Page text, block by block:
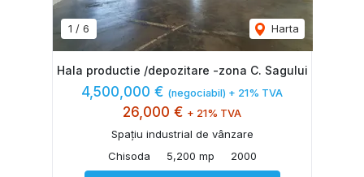
1 / 6 Harta
Hala productie /depozitare -zona C. Sagului
4,500,000 € (negociabil) + 21% TVA
26,000 € + 21% TVA
Spațiu industrial de vânzare
Chisoda
5,200 mp 2000